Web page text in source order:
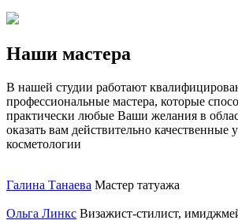
Наши мастера
В нашей студии работают
профессиональные мастера, которые
практически любые Ваши желания в
оказать вам действительно качественные
косметологии
Галина Танаева Мастер татуажа
Ольга Линкс Визажист-стилист,